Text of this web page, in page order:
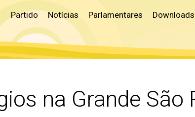
Partido Notícias Parlamentares Downloads
na Grande São